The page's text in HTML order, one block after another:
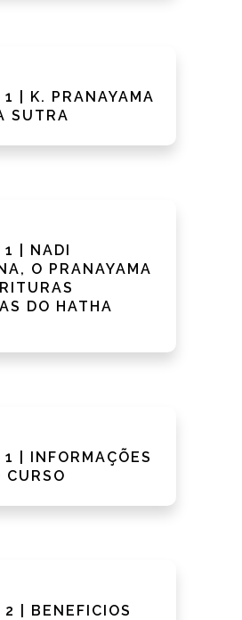
1 | K. PRANAYAMA
SUTRA
1 | NADI
O PRANAYAMA
DO HATHA
1 | INFORMAÇÕES
CURSO
2 | BENEFICIOS